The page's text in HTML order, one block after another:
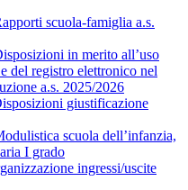
scuola-famiglia a.s.
in merito all’uso
del registro elettronico nel
a.s. 2025/2026
giustificazione
scuola dell’infanzia,
I grado
ingressi/uscite